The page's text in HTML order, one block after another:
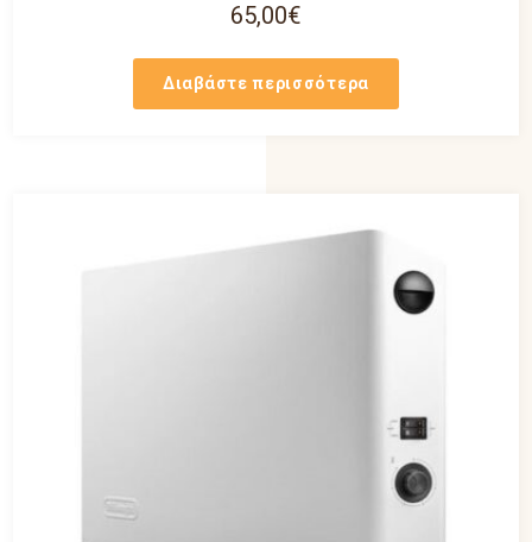
65,00€
Διαβάστε περισσότερα